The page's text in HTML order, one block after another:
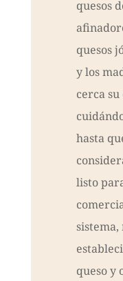
quesos
quesos
y los
cerca
hasta
listo
queso y